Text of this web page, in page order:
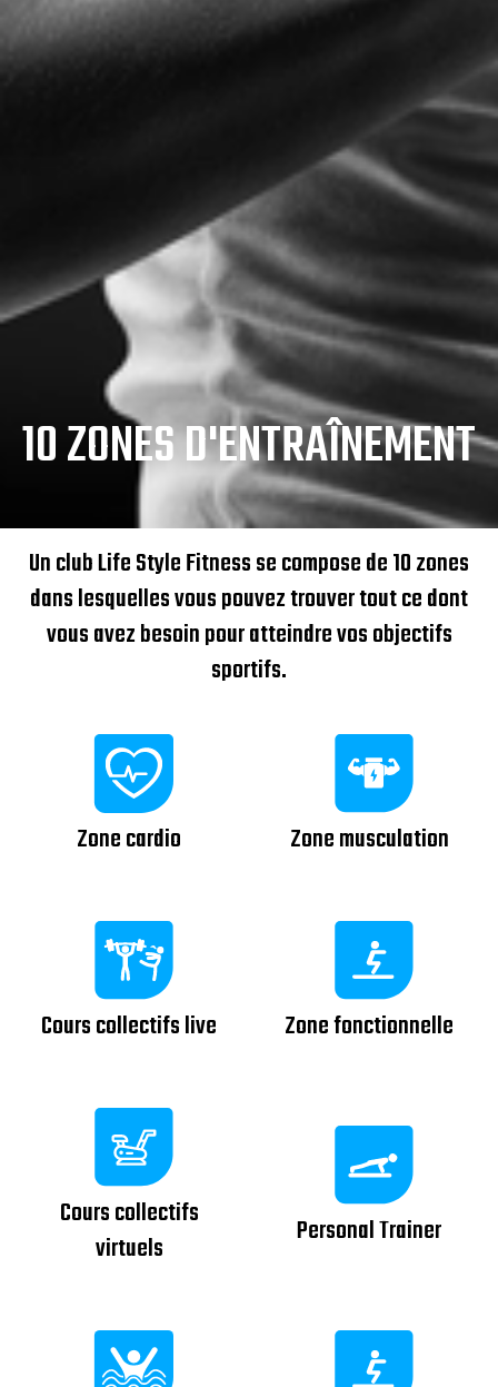
10 ZONES D'ENTRAÎNEMENT
Un club Life Style Fitness se compose de 10 zones
dans lesquelles vous pouvez trouver tout ce dont
vous avez besoin pour atteindre vos objectifs
sportifs.
Zone cardio Zone musculation
Cours collectifs live Zone fonctionnelle
Cours collectifs
virtuels
Personal Trainer